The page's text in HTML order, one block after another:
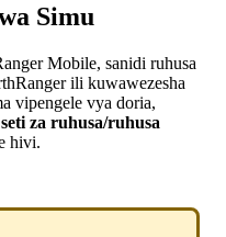
Simu
Mobile, sanidi ruhusa
ili kuwawezesha
vipengele vya doria,
seti za ruhusa/ruhusa
hivi.